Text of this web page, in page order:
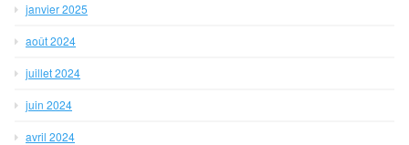
janvier 2025
août 2024
juillet 2024
juin 2024
avril 2024